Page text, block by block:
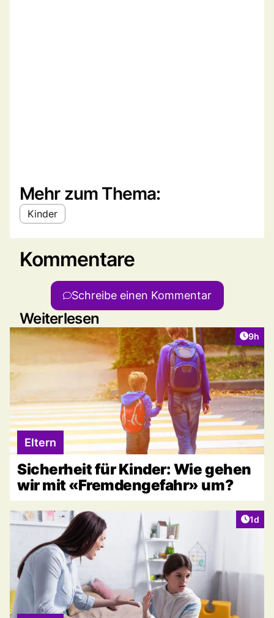
Mehr zum Thema:
Kinder
Kommentare
Schreibe einen Kommentar
Weiterlesen
9h
Eltern
Sicherheit für Kinder: Wie gehen
wir mit «Fremdengefahr» um?
1d